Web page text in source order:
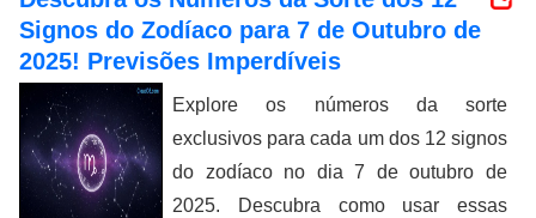
Signos do Zodíaco para 7 de Outubro de
2025! Previsões Imperdíveis
Explore os números da sorte
exclusivos para cada um dos 12 signos
do zodíaco no dia 7 de outubro de
2025. Descubra como usar essas